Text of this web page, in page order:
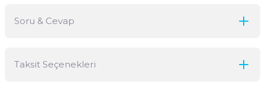
Soru & Cevap
Taksit Seçenekleri